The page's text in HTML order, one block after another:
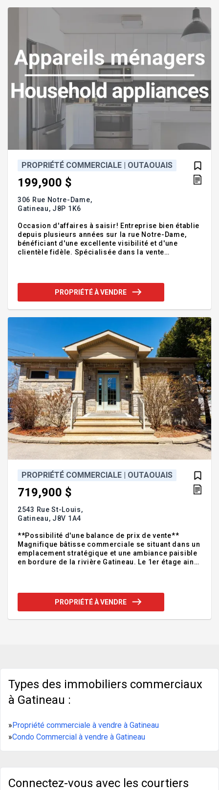
PROPRIÉTÉ COMMERCIALE | OUTAOUAIS
199,900 $
306 Rue Notre-Dame,
Gatineau, J8P 1K6
Occasion d'affaires à saisir! Entreprise bien établie
depuis plusieurs années sur la rue Notre-Dame,
bénéficiant d'une excellente visibilité et d'une
clientèle fidèle. Spécialisée dans la vente
souhaitant optimiser les opérations, développer de
nouveaux services ou augmenter les revenus. Une
:Inclusions :Tous le mobilier de bureaux (sauf 2
PROPRIÉTÉ À VENDRE
PROPRIÉTÉ COMMERCIALE | OUTAOUAIS
719,900 $
2543 Rue St-Louis,
Gatineau, J8V 1A4
**Possibilité d'une balance de prix de vente**
Magnifique bâtisse commerciale se situant dans un
emplacement stratégique et une ambiance paisible
en bordure de la rivière Gatineau. Le 1er étage ainsi
potentiels très élevés avec un MRB de 7! À
seulement quelques minutes des commerces
PROPRIÉTÉ À VENDRE
Types des immobiliers commerciaux
à Gatineau :
»Propriété commerciale à vendre à Gatineau
»Condo Commercial à vendre à Gatineau
Connectez-vous avec les courtiers